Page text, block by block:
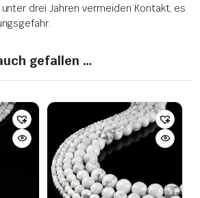
unter drei Jahren vermeiden Kontakt, es
gefallen …